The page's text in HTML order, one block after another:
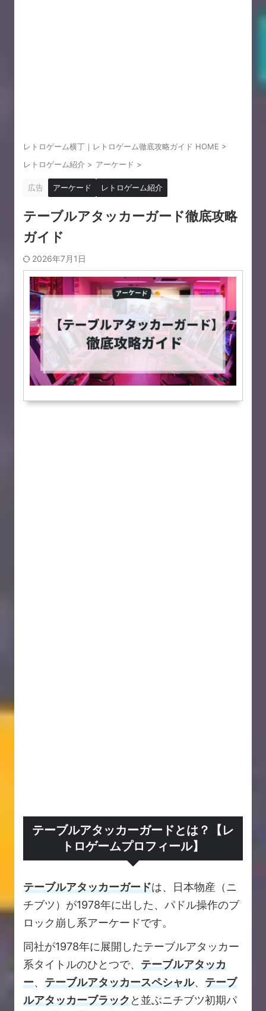
レトロゲーム横丁｜レトロゲーム徹底攻略ガイド HOME >
レトロゲーム紹介 > アーケード >
広告 アーケード レトロゲーム紹介
テーブルアタッカーガード徹底攻略
ガイド
2026年7月1日
テーブルアタッカーガードとは？【レ
トロゲームプロフィール】
テーブルアタッカーガードは、日本物産（ニ
チブツ）が1978年に出した、パドル操作のブ
ロック崩し系アーケードです。
同社が1978年に展開したテーブルアタッカー
系タイトルのひとつで、 テーブルアタッカ
ー、 テーブルアタッカースペシャル、 テーブ
ルアタッカーブラックと並ぶニチブツ初期パ